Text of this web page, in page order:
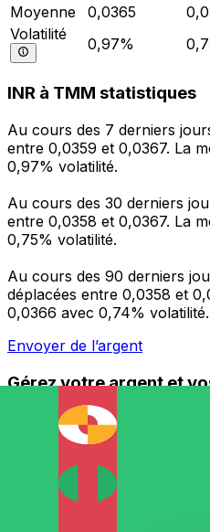
Moyenne
0,0365
Volatilité
0,97%
INR à TMM statistiques
Au cours des 7 derniers
entre 0,0359 et 0,0367. La
0,97% volatilité.
Au cours des 30 derniers
entre 0,0358 et 0,0367. La
0,75% volatilité.
Au cours des 90 derniers
déplacées entre 0,0358 et
0,0366 avec 0,74% volatilité.
Envoyer de l’argent
Gérez votre argent et
êtes en déplacement
L'application Xe réunit
et la gestion de vos devises.
programmez des alertes de